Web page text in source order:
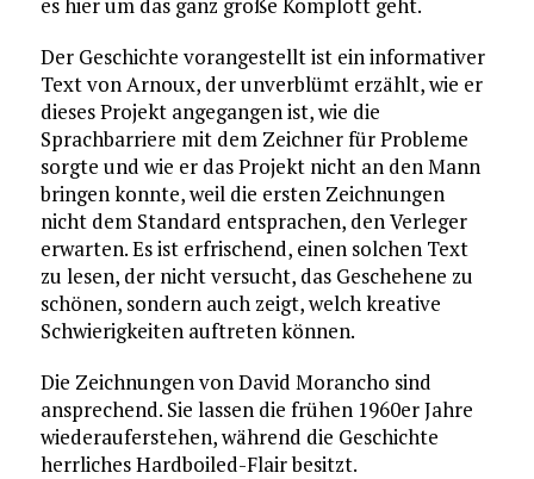
Der Geschichte vorangestellt ist ein informativer
Text von Arnoux, der unverblümt erzählt, wie er
dieses Projekt angegangen ist, wie die
Sprachbarriere mit dem Zeichner für Probleme
sorgte und wie er das Projekt nicht an den Mann
bringen konnte, weil die ersten Zeichnungen
nicht dem Standard entsprachen, den Verleger
erwarten. Es ist erfrischend, einen solchen Text
zu lesen, der nicht versucht, das Geschehene zu
schönen, sondern auch zeigt, welch kreative
Schwierigkeiten auftreten können.
Die Zeichnungen von David Morancho sind
ansprechend. Sie lassen die frühen 1960er Jahre
wiederauferstehen, während die Geschichte
herrliches Hardboiled-Flair besitzt.